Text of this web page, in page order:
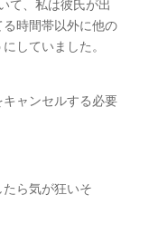
て、私は彼氏が出
時間帯以外に他の
していました。
ャンセルする必要
ら気が狂いそ